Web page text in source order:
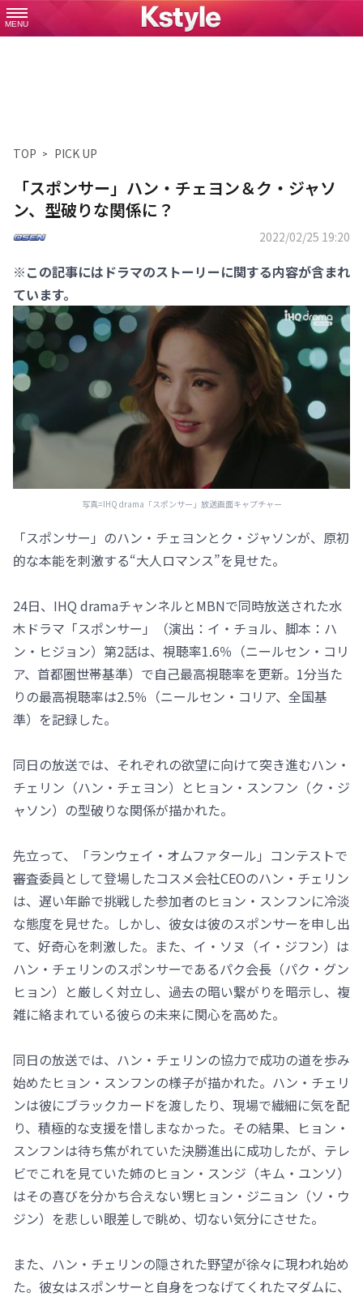
MENU
TOP PICK UP
「スポンサー」ハン・チェヨン＆ク・ジャソ
ン、型破りな関係に？
2022/02/25 19:20
※この記事にはドラマのストーリーに関する内容が含まれ
ています。
写真=IHQ drama「スポンサー」放送画面キャプチャー
「スポンサー」のハン・チェヨンとク・ジャソンが、原初
的な本能を刺激する“大人ロマンス”を見せた。
24日、IHQ dramaチャンネルとMBNで同時放送された水
木ドラマ「スポンサー」（演出：イ・チョル、脚本：ハ
ン・ヒジョン）第2話は、視聴率1.6％（ニールセン・コリ
ア、首都圏世帯基準）で自己最高視聴率を更新。1分当た
りの最高視聴率は2.5％（ニールセン・コリア、全国基
準）を記録した。
同日の放送では、それぞれの欲望に向けて突き進むハン・
チェリン（ハン・チェヨン）とヒョン・スンフン（ク・ジ
ャソン）の型破りな関係が描かれた。
先立って、「ランウェイ・オムファタール」コンテストで
審査委員として登場したコスメ会社CEOのハン・チェリン
は、遅い年齢で挑戦した参加者のヒョン・スンフンに冷淡
な態度を見せた。しかし、彼女は彼のスポンサーを申し出
て、好奇心を刺激した。また、イ・ソヌ（イ・ジフン）は
ハン・チェリンのスポンサーであるパク会長（パク・グン
ヒョン）と厳しく対立し、過去の暗い繋がりを暗示し、複
雑に絡まれている彼らの未来に関心を高めた。
同日の放送では、ハン・チェリンの協力で成功の道を歩み
始めたヒョン・スンフンの様子が描かれた。ハン・チェリ
ンは彼にブラックカードを渡したり、現場で繊細に気を配
り、積極的な支援を惜しまなかった。その結果、ヒョン・
スンフンは待ち焦がれていた決勝進出に成功したが、テレ
ビでこれを見ていた姉のヒョン・スンジ（キム・ユンソ）
はその喜びを分かち合えない甥ヒョン・ジニョン（ソ・ウ
ジン）を悲しい眼差しで眺め、切ない気分にさせた。
また、ハン・チェリンの隠された野望が徐々に現われ始め
た。彼女はスポンサーと自身をつなげてくれたマダムに、